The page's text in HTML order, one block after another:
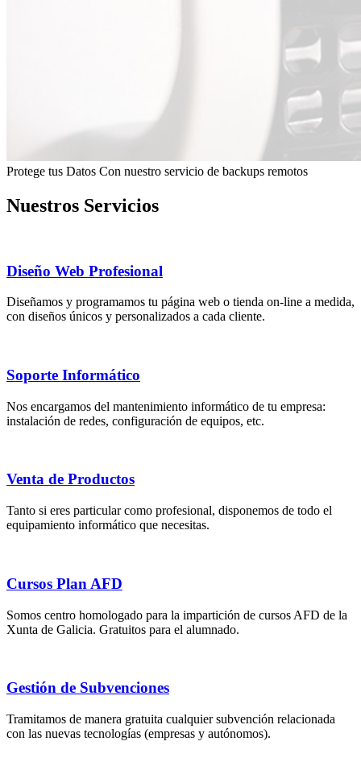
Protege tus Datos Con nuestro servicio de backups remotos
Nuestros Servicios
Diseño Web Profesional
Diseñamos y programamos tu página web o tienda on-line a medida,
con diseños únicos y personalizados a cada cliente.
Soporte Informático
Nos encargamos del mantenimiento informático de tu empresa:
instalación de redes, configuración de equipos, etc.
Venta de Productos
Tanto si eres particular como profesional, disponemos de todo el
equipamiento informático que necesitas.
Cursos Plan AFD
Somos centro homologado para la impartición de cursos AFD de la
Xunta de Galicia. Gratuitos para el alumnado.
Gestión de Subvenciones
Tramitamos de manera gratuita cualquier subvención relacionada
con las nuevas tecnologías (empresas y autónomos).